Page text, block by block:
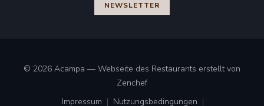
NEWSLETTER
© 2026 Acampa — Webseite des Restaurants erstellt von
Zenchef((öffnet ein neues Fenster))
Impressum
Nutzungsbedingungen